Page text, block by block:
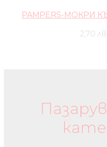
PAMPERS-МОКРИ
2,70